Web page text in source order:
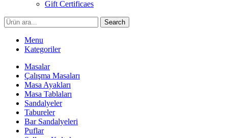
Gift Certificaes
Search
Menu
Kategoriler
Masalar
Çalışma Masaları
Masa Ayakları
Masa Tablaları
Sandalyeler
Tabureler
Bar Sandalyeleri
Puflar